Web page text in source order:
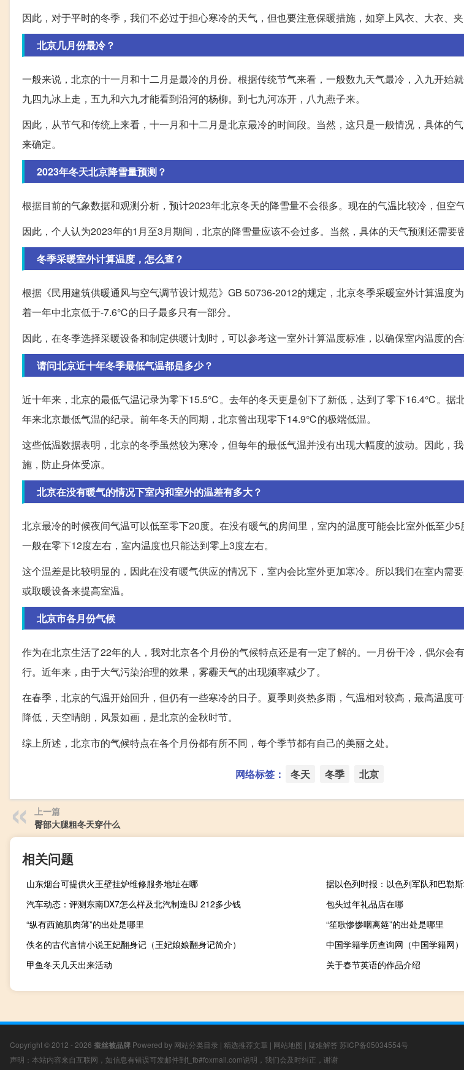
因此，对于平时的冬季，我们不必过于担心寒冷的天气，但也要注意保暖措施，如穿上风衣、大衣、夹
北京几月份最冷？
一般来说，北京的十一月和十二月是最冷的月份。根据传统节气来看，一般数九天气最冷，入九开始
九四九冰上走，五九和六九才能看到沿河的杨柳。到七九河冻开，八九燕子来。
因此，从节气和传统上来看，十一月和十二月是北京最冷的时间段。当然，这只是一般情况，具体的
来确定。
2023年冬天北京降雪量预测？
根据目前的气象数据和观测分析，预计2023年北京冬天的降雪量不会很多。现在的气温比较冷，但空
因此，个人认为2023年的1月至3月期间，北京的降雪量应该不会过多。当然，具体的天气预测还需要
冬季采暖室外计算温度，怎么查？
根据《民用建筑供暖通风与空气调节设计规范》GB 50736-2012的规定，北京冬季采暖室外计算温
着一年中北京低于-7.6℃的日子最多只有一部分。
因此，在冬季选择采暖设备和制定供暖计划时，可以参考这一室外计算温度标准，以确保室内温度的合
请问北京近十年冬季最低气温都是多少？
近十年来，北京的最低气温记录为零下15.5℃。去年的冬天更是创下了新低，达到了零下16.4℃。据
年来北京最低气温的纪录。前年冬天的同期，北京曾出现零下14.9℃的极端低温。
这些低温数据表明，北京的冬季虽然较为寒冷，但每年的最低气温并没有出现大幅度的波动。因此，
施，防止身体受凉。
北京在没有暖气的情况下室内和室外的温差有多大？
北京最冷的时候夜间气温可以低至零下20度。在没有暖气的房间里，室内的温度可能会比室外低至少
一般在零下12度左右，室内温度也只能达到零上3度左右。
这个温差是比较明显的，因此在没有暖气供应的情况下，室内会比室外更加寒冷。所以我们在室内需
或取暖设备来提高室温。
北京市各月份气候
作为在北京生活了22年的人，我对北京各个月份的气候特点还是有一定了解的。一月份干冷，偶尔会
行。近年来，由于大气污染治理的效果，雾霾天气的出现频率减少了。
在春季，北京的气温开始回升，但仍有一些寒冷的日子。夏季则炎热多雨，气温相对较高，最高温度
降低，天空晴朗，风景如画，是北京的金秋时节。
综上所述，北京市的气候特点在各个月份都有所不同，每个季节都有自己的美丽之处。
网络标签： 冬天 冬季 北京
上一篇
臀部大腿粗冬天穿什么
相关问题
山东烟台可提供火王壁挂炉维修服务地址在哪
汽车动态：评测东南DX7怎么样及北汽制造BJ 212多少钱
包头过年礼品店在哪
“纵有西施肌肉薄”的出处是哪里
“笙歌惨惨咽离筵”的出处是哪里
佚名的古代言情小说王妃翻身记（王妃娘娘翻身记简介）
中国学籍学历查询网（中国学籍网）
甲鱼冬天几天出来活动
关于春节英语的作品介绍
Copyright © 2012 - 2026 蚕丝被品牌 Powered by 网站分类目录 | 精选推荐文章 | 网站地图 | 疑难解答 苏ICP备05034554号
声明：本站内容来自互联网，如信息有错误可发邮件到f_fb#foxmail.com说明，我们会及时纠正，谢谢